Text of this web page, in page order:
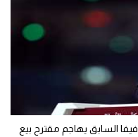
السابق يهاجم مقترح بيع